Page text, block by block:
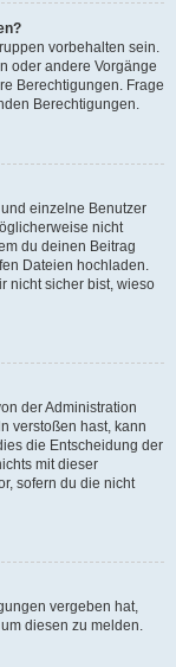
vorbehalten sein.
oder andere Vorgänge
Berechtigungen. Frage
Berechtigungen.
einzelne Benutzer
nicht
du deinen Beitrag
Dateien hochladen.
nicht sicher bist, wieso
der Administration
verstoßen hast, kann
die Entscheidung der
mit dieser
sofern du die nicht
vergeben hat,
diesen zu melden.